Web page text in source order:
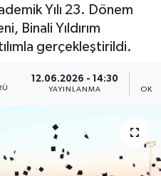
Yılı 23. Dönem
Binali Yıldırım
gerçekleştirildi.
12.06.2026 - 14:30
YAYINLANMA